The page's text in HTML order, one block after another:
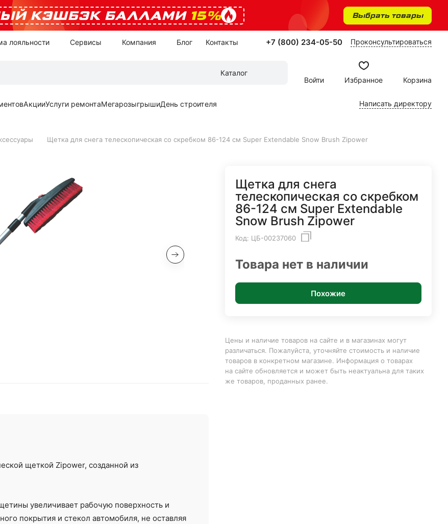
КЭШБЭК БАЛЛАМИ 15% Выбрать товары
лояльности Сервисы Компания Блог Контакты +7 (800) 234-05-50 Проконсультироваться
Каталог
Войти
Избранное Корзина
АкцииУслуги ремонтаМегарозыгрышиДень строителя Написать директору
Щетка для снега телескопическая со скребком 86-124 см Super Extendable Snow Brush Zipower
щеткой Zipower, созданной из
увеличивает рабочую поверхность и
покрытия и стекол автомобиля, не оставляя
Щетка для снега
телескопическая со скребком
86-124 см Super Extendable
Snow Brush Zipower
Код: ЦБ-00237060
Товара нет в наличии
Похожие
Цены и наличие товаров на сайте и в магазинах могут
различаться. Пожалуйста, уточняйте стоимость и наличие
товаров в конкретном магазине. Информация о товарах
на сайте обновляется и может быть неактуальна для таких
же товаров, проданных ранее.